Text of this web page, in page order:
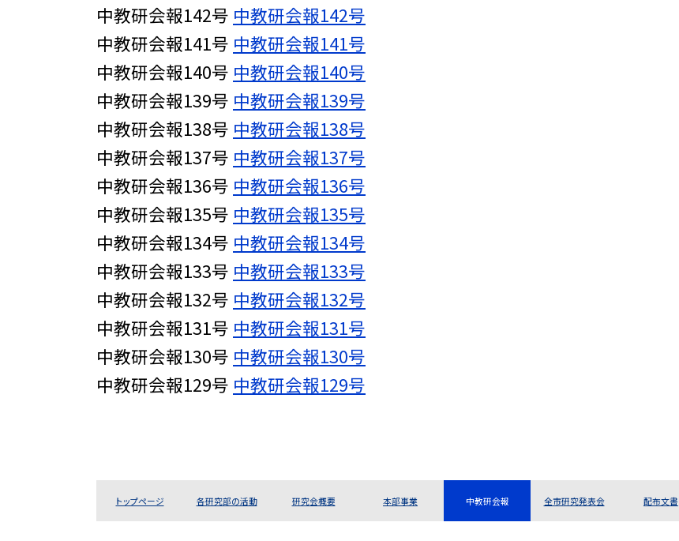
中教研会報142号 中教研会報142号
中教研会報141号 中教研会報141号
中教研会報140号 中教研会報140号
中教研会報139号 中教研会報139号
中教研会報138号 中教研会報138号
中教研会報137号 中教研会報137号
中教研会報136号 中教研会報136号
中教研会報135号 中教研会報135号
中教研会報134号 中教研会報134号
中教研会報133号 中教研会報133号
中教研会報132号 中教研会報132号
中教研会報131号 中教研会報131号
中教研会報130号 中教研会報130号
中教研会報129号 中教研会報129号
トップページ 各研究部の活動 研究会概要 本部事業 中教研会報 全市研究発表会 配布文書